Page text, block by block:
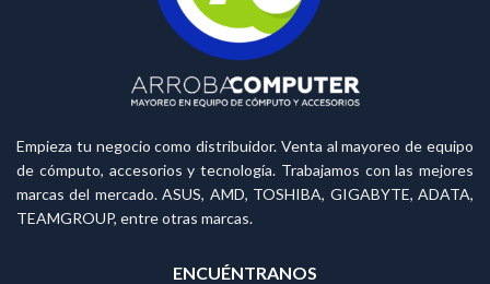
Empieza tu negocio como distribuidor. Venta al mayoreo de equipo
de cómputo, accesorios y tecnología. Trabajamos con las mejores
marcas del mercado. ASUS, AMD, TOSHIBA, GIGABYTE, ADATA,
TEAMGROUP, entre otras marcas.
ENCUÉNTRANOS